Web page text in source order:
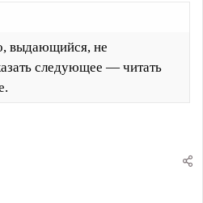
выдающийся, не
следующее — читать